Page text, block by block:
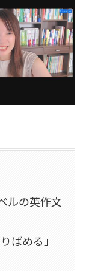
ルの英作文
ばめる」